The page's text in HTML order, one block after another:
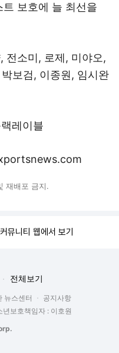
보호에 늘 최선을
전소미, 로제, 미야오,
보검, 이종원, 임시완
레이블
재배포 금지.
뮤니티 웹에서 보기
전체보기
뉴스센터
공지사항
년보호책임자 : 이호원